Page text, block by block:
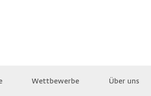
Wettbewerbe Über uns